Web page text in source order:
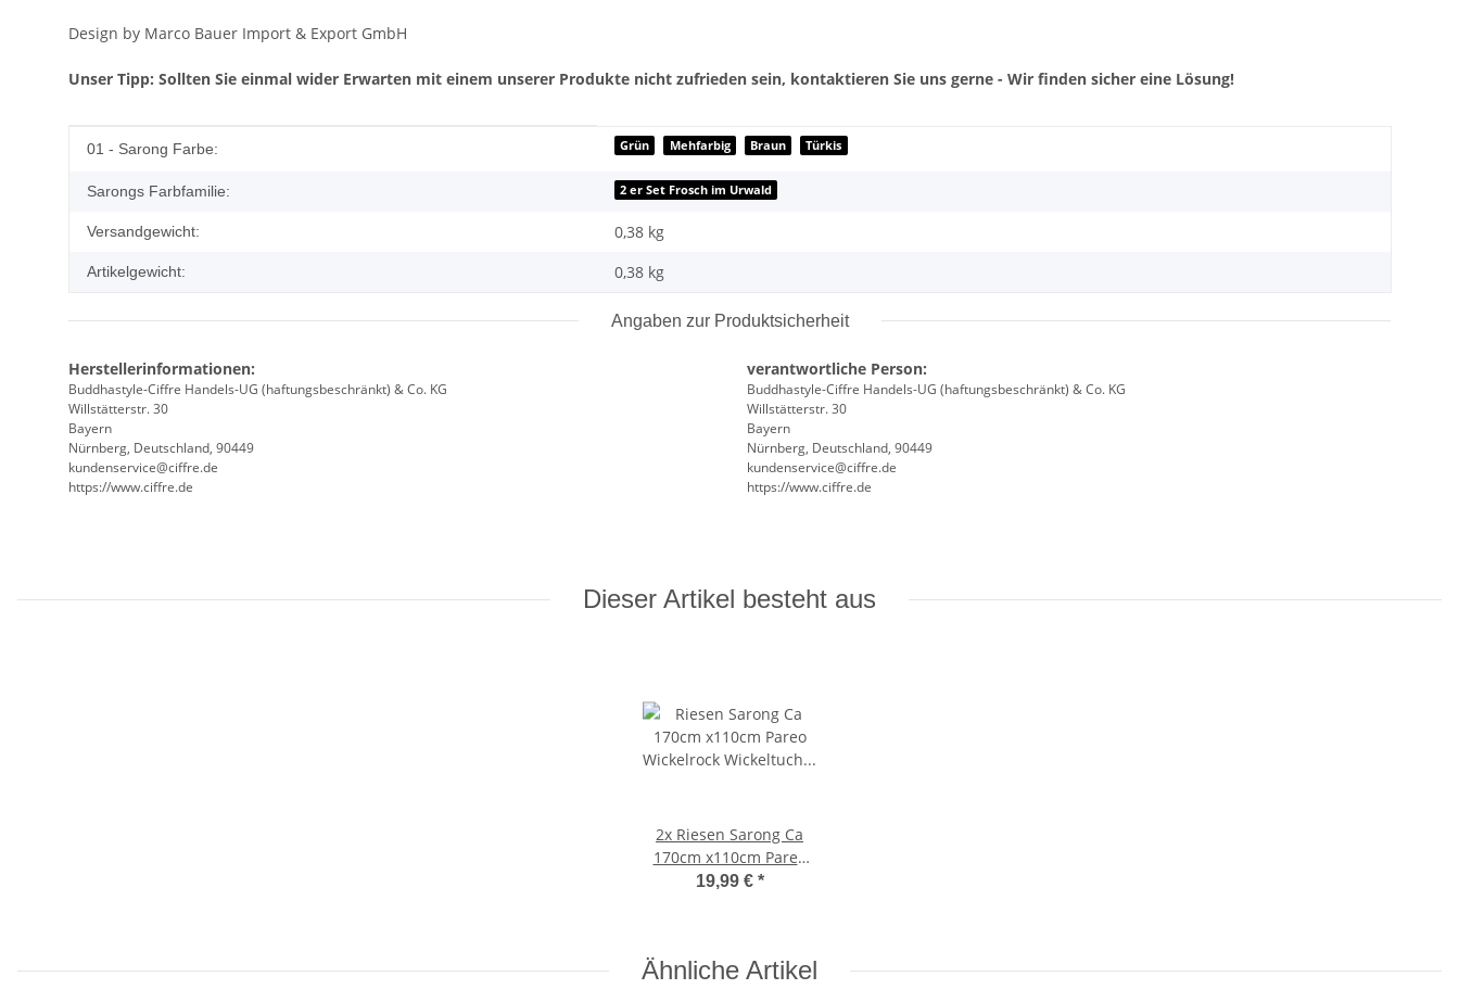
Design by Marco Bauer Import & Export GmbH
Unser Tipp: Sollten Sie einmal wider Erwarten mit einem unserer Produkte nicht zufrieden sein, kontaktieren Sie uns gerne - Wir finden sicher eine Lösung!
Produkteigenschaft
Wert
01 - Sarong Farbe: Grün Mehfarbig Braun Türkis
Sarongs Farbfamilie: 2 er Set Frosch im Urwald
Versandgewicht: 0,38 kg
Artikelgewicht: 0,38 kg
Angaben zur Produktsicherheit
Herstellerinformationen:
Buddhastyle-Ciffre Handels-UG (haftungsbeschränkt) & Co. KG
Willstätterstr. 30
Bayern
Nürnberg, Deutschland, 90449
kundenservice@ciffre.de
https://www.ciffre.de
verantwortliche Person:
Buddhastyle-Ciffre Handels-UG (haftungsbeschränkt) & Co. KG
Willstätterstr. 30
Bayern
Nürnberg, Deutschland, 90449
kundenservice@ciffre.de
https://www.ciffre.de
Dieser Artikel besteht aus
2x Riesen Sarong Ca
170cm x110cm Pareo
Wickelrock Wickeltuch
Frosch im Urwald
19,99 € *
Ähnliche Artikel